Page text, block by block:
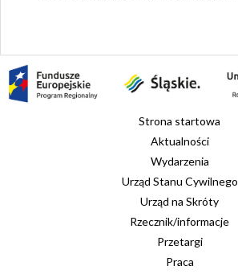
Strona startowa
Aktualności
Wydarzenia
Urząd Stanu Cywilnego
Urząd na Skróty
Rzecznik/informacje
Przetargi
Praca